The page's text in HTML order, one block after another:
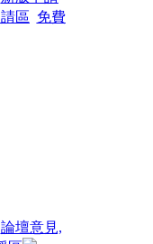
區 免費
論壇意見,